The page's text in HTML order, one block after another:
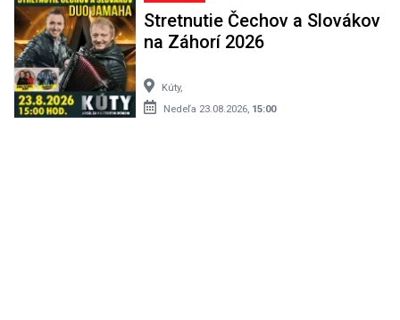
Stretnutie Čechov a Slovákov
na Záhorí 2026
Kúty,
Nedeľa 23.08.2026, 15:00